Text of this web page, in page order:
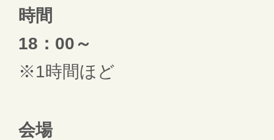
時間
18：00～
※1時間ほど
会場